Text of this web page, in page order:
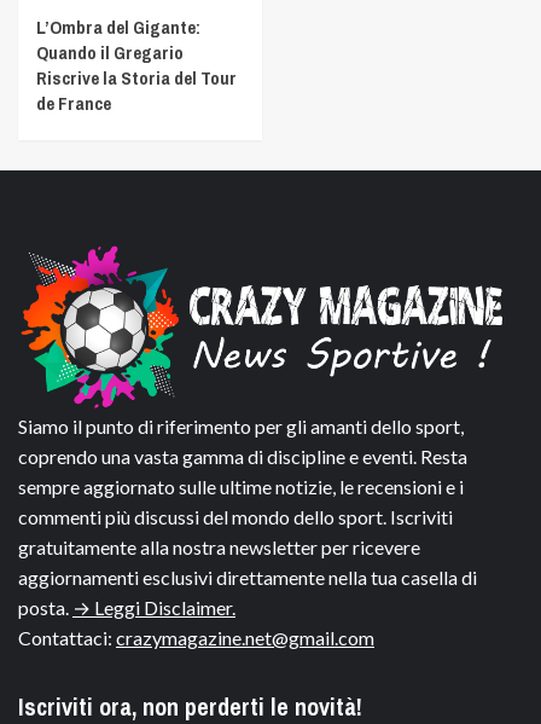
L’Ombra del Gigante:
Quando il Gregario
Riscrive la Storia del Tour
de France
Siamo il punto di riferimento per gli amanti dello sport,
coprendo una vasta gamma di discipline e eventi. Resta
sempre aggiornato sulle ultime notizie, le recensioni e i
commenti più discussi del mondo dello sport. Iscriviti
gratuitamente alla nostra newsletter per ricevere
aggiornamenti esclusivi direttamente nella tua casella di
posta. → Leggi Disclaimer.
Contattaci: crazymagazine.net@gmail.com
Iscriviti ora, non perderti le novità!